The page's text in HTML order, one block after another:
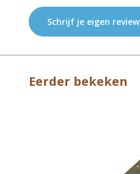
Schrijf je eigen review
Eerder bekeken